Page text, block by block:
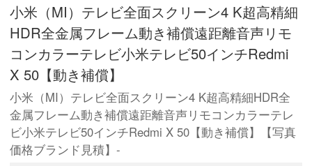
小米（MI）テレビ全面スクリーン4 K超高精細
HDR全金属フレーム動き補償遠距離音声リモ
コンカラーテレビ小米テレビ50インチRedmi
X 50【動き補償】
小米（MI）テレビ全面スクリーン4 K超高精細HDR全
金属フレーム動き補償遠距離音声リモコンカラーテレ
ビ小米テレビ50インチRedmi X 50【動き補償】【写真
価格ブランド見積】-